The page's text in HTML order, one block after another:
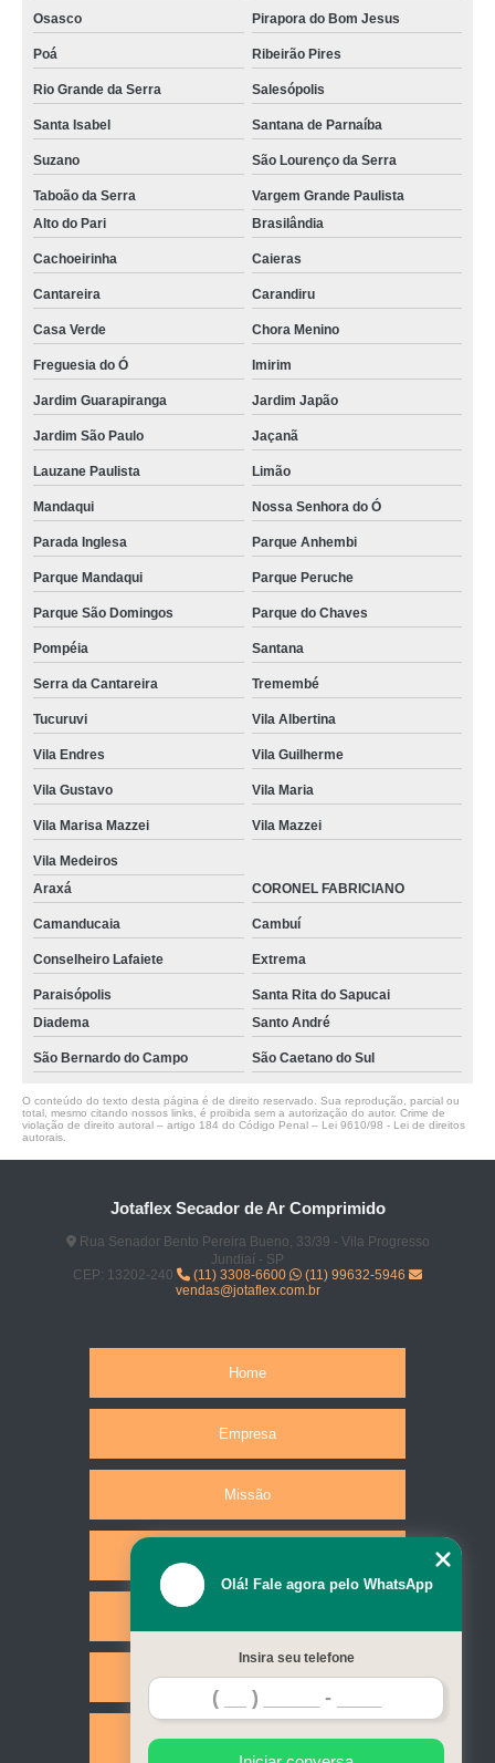
Osasco Pirapora do Bom Jesus
Poá Ribeirão Pires
Rio Grande da Serra Salesópolis
Santa Isabel Santana de Parnaíba
Suzano São Lourenço da Serra
Taboão da Serra
Vargem Grande Paulista
Alto do Pari
Brasilândia
Cachoeirinha Caieras
Cantareira Carandiru
Casa Verde Chora Menino
Freguesia do Ó Imirim
Jardim Guarapiranga Jardim Japão
Jardim São Paulo Jaçanã
Lauzane Paulista Limão
Mandaqui Nossa Senhora do Ó
Parada Inglesa Parque Anhembi
Parque Mandaqui Parque Peruche
Parque São Domingos Parque do Chaves
Pompéia Santana
Serra da Cantareira Tremembé
Tucuruvi Vila Albertina
Vila Endres Vila Guilherme
Vila Gustavo Vila Maria
Vila Marisa Mazzei Vila Mazzei
Vila Medeiros
Araxá
CORONEL FABRICIANO
Camanducaia Cambuí
Conselheiro Lafaiete Extrema
Paraisópolis
Santa Rita do Sapucai
Diadema
Santo André
São Bernardo do Campo São Caetano do Sul
O conteúdo do texto desta página é de direito reservado. Sua reprodução, parcial ou
total, mesmo citando nossos links, é proibida sem a autorização do autor. Crime de
violação de direito autoral – artigo 184 do Código Penal – Lei 9610/98 - Lei de direitos
autorais
Jotaflex Secador de Ar Comprimido
Rua Senador Bento Pereira Bueno, 33/39 - Vila Progresso
Jundiaí - SP
CEP: 13202-240
(11) 3308-6600
(11) 99632-5946
vendas@jotaflex.com.br
Home
Empresa
Missão
Contato
Mapa do site
Olá! Fale agora pelo WhatsApp
Insira seu telefone